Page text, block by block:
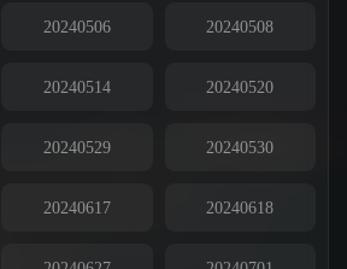
20240506 20240508
20240514 20240520
20240529 20240530
20240617 20240618